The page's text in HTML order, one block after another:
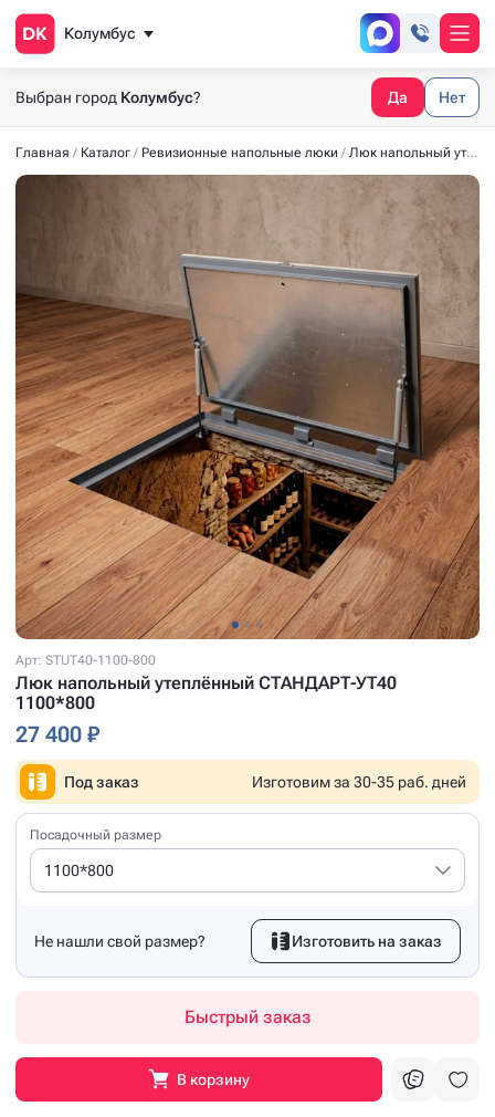
Колумбус
Выбран город Колумбус? Да Нет
Главная Каталог Ревизионные напольные люки Люк напольный утеплённый СТАНДАРТ-УТ40 1100*800
Арт: STUT40-1100-800
Люк напольный утеплённый СТАНДАРТ-УТ40
1100*800
27 400 ₽
Под заказ Изготовим за 30-35 раб. дней
Посадочный размер
1100*800
Не нашли свой размер? Изготовить на заказ
Быстрый заказ
В корзину